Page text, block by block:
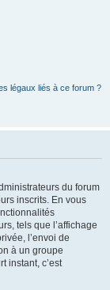
légaux liés à ce forum ?
du forum
inscrits. En vous
tels que l’affichage
l’envoi de
à un groupe
instant, c’est